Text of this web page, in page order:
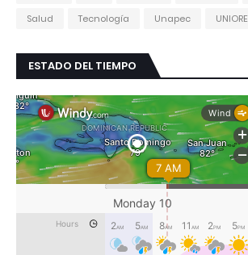
Salud
Tecnología Unapec UNIORE
ESTADO DEL TIEMPO